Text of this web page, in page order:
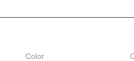
Color